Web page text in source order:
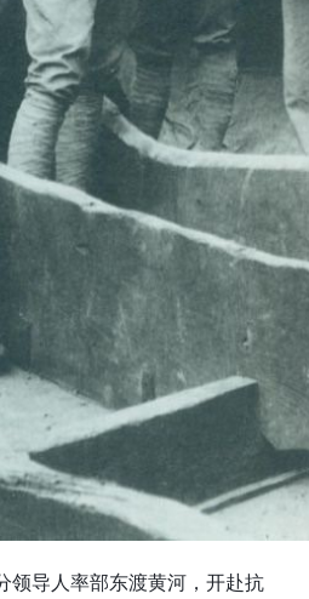
领导人率部东渡黄河，开赴抗